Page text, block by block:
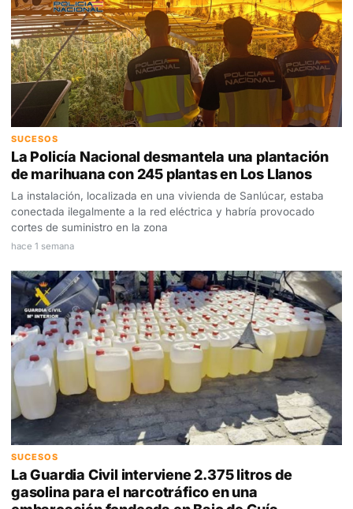
SUCESOS
La Policía Nacional desmantela una plantación
de marihuana con 245 plantas en Los Llanos
La instalación, localizada en una vivienda de Sanlúcar, estaba
conectada ilegalmente a la red eléctrica y habría provocado
cortes de suministro en la zona
hace 1 semana
SUCESOS
La Guardia Civil interviene 2.375 litros de
gasolina para el narcotráfico en una